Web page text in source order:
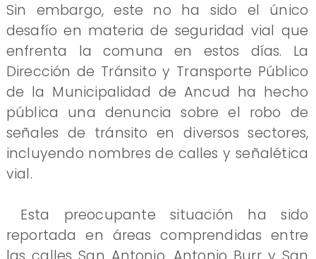
​Sin embargo, este no ha sido el único
desafío en materia de seguridad vial que
enfrenta la comuna en estos días. La
Dirección de Tránsito y Transporte Público
de la Municipalidad de Ancud ha hecho
pública una denuncia sobre el robo de
señales de tránsito en diversos sectores,
incluyendo nombres de calles y señalética
vial.
Esta preocupante situación ha sido
reportada en áreas comprendidas entre